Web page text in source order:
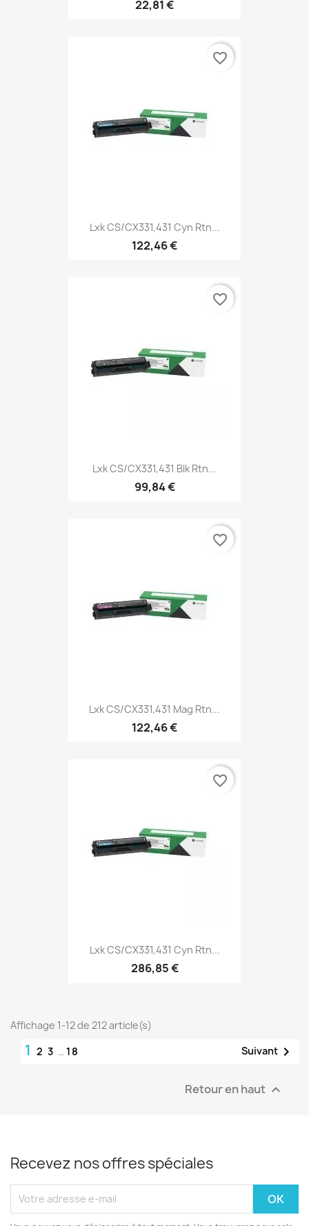
22,81 €
Lxk CS/CX331,431 Cyn Rtn...
122,46 €
favorite_border
Lxk CS/CX331,431 Blk Rtn...
99,84 €
favorite_border
Lxk CS/CX331,431 Mag Rtn...
122,46 €
favorite_border
Lxk CS/CX331,431 Cyn Rtn...
286,85 €
favorite_border
Affichage 1-12 de 212 article(s)
1 2 3 … 18 Suivant 
Retour en haut 
Recevez nos offres spéciales